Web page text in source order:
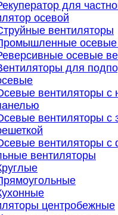
для
осевой
вентиляторы
осевые
осевые
для
вентиляторы с
вентиляторы с
вентиляторы с
вентиляторы
центробежные